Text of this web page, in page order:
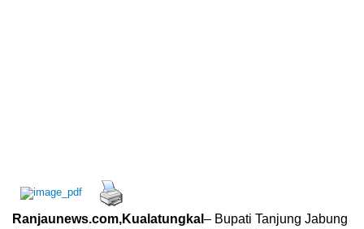
Ranjaunews.com,Kualatungkal – Bupati Tanjung Jabung